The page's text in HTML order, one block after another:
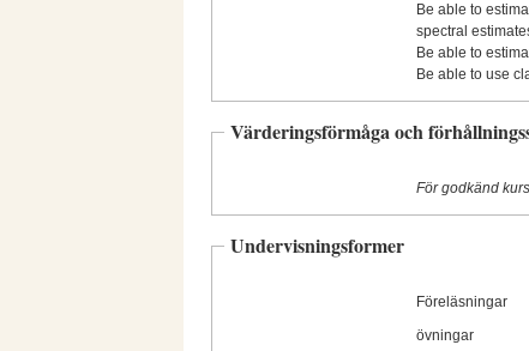
Be able to
spectral
Be able to
Be able to use
Värderingsförmåga och
För godkänd
Undervisningsformer
Föreläsningar
övningar